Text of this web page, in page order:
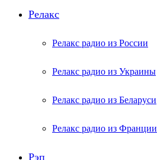
Релакс
Релакс радио из России
Релакс радио из Украины
Релакс радио из Беларуси
Релакс радио из Франции
Рэп